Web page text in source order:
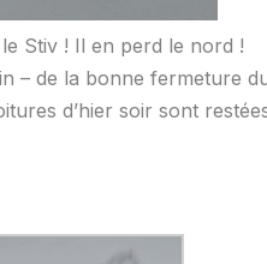
Stiv ! Il en perd le nord !
– de la bonne fermeture
d’hier soir sont